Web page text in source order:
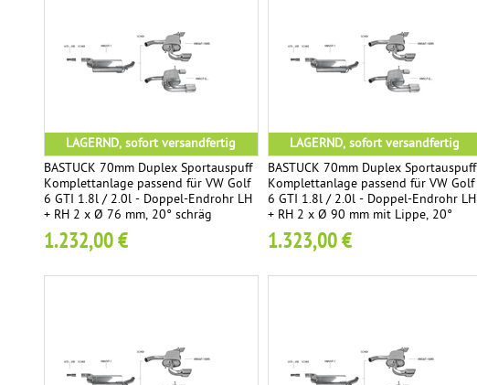
LAGERND, sofort versandfertig
BASTUCK 70mm Duplex Sportauspuff
Komplettanlage passend für VW Golf
6 GTI 1.8l / 2.0l - Doppel-Endrohr LH
+ RH 2 x Ø 76 mm, 20° schräg
geschnitten
1.232,00 €
LAGERND, sofort versandfertig
BASTUCK 70mm Duplex Sportauspuff
Komplettanlage passend für VW Golf
6 GTI 1.8l / 2.0l - Doppel-Endrohr LH
+ RH 2 x Ø 90 mm mit Lippe, 20°
schräg geschnitten
1.323,00 €